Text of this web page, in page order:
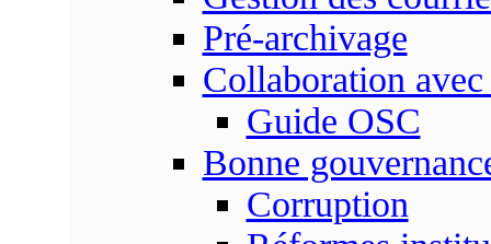
Pré-archivage
Collaboration
Guide OSC
Bonne
Corruption